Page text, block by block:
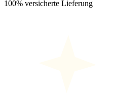
100% versicherte Lieferung